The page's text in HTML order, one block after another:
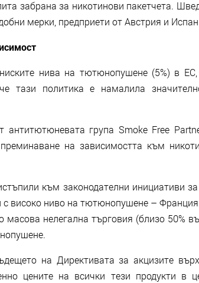
забрана за никотинови пакетчета.
мерки, предприети от Австрия и
нива на тютюнопушене (5%) в ЕС,
тази политика е намалила
антитютюневата група Smoke Free
на зависимостта към
към законодателни инициативи
с високо ниво на тютюнопушене –
масова нелегална търговия (близо 50%
на Директивата за акцизите
цените на всички тези продукти в